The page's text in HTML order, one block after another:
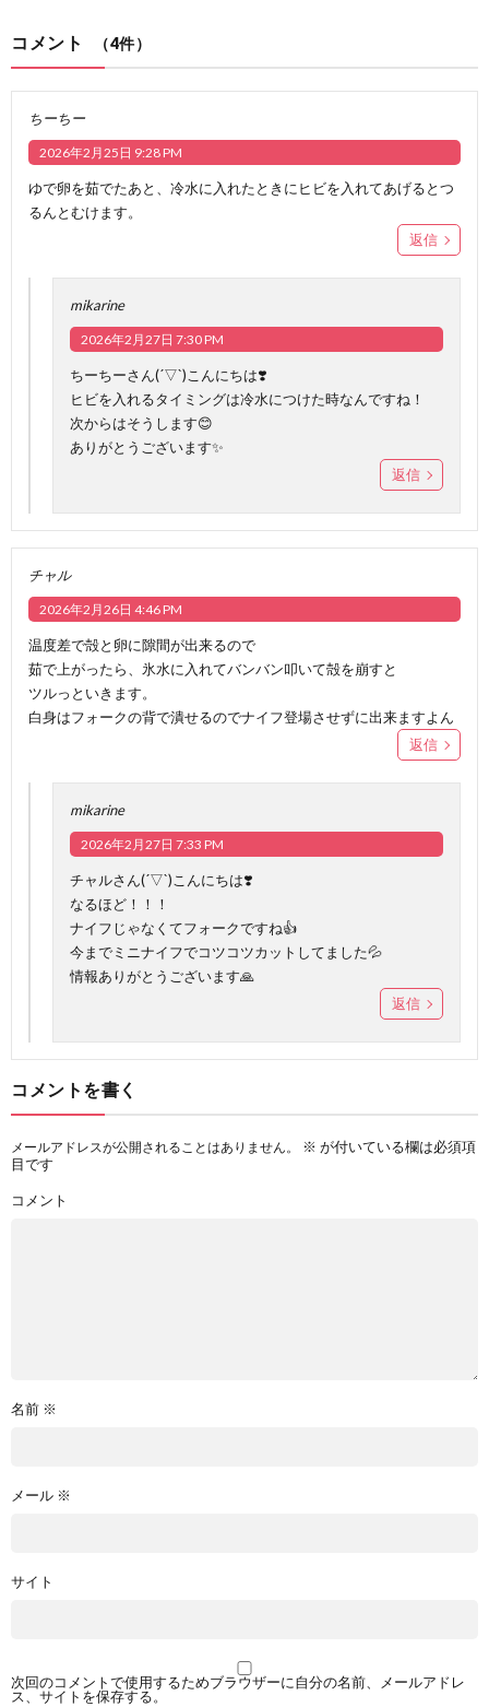
コメント （4件）
ちーちー
2026年2月25日 9:28 PM
ゆで卵を茹でたあと、冷水に入れたときにヒビを入れてあげるとつ
るんとむけます。
返信
mikarine
2026年2月27日 7:30 PM
ちーちーさん(´▽`)こんにちは❣️
ヒビを入れるタイミングは冷水につけた時なんですね！
次からはそうします😊
ありがとうございます✨
返信
チャル
2026年2月26日 4:46 PM
温度差で殻と卵に隙間が出来るので
茹で上がったら、氷水に入れてバンバン叩いて殻を崩すと
ツルっといきます。
白身はフォークの背で潰せるのでナイフ登場させずに出来ますよん
返信
mikarine
2026年2月27日 7:33 PM
チャルさん(´▽`)こんにちは❣️
なるほど！！！
ナイフじゃなくてフォークですね👍
今までミニナイフでコツコツカットしてました💦
情報ありがとうございます🙏
返信
コメントを書く
メールアドレスが公開されることはありません。 ※ が付いている欄は必須項
目です
コメント
名前 ※
メール ※
サイト
次回のコメントで使用するためブラウザーに自分の名前、メールアドレ
ス、サイトを保存する。